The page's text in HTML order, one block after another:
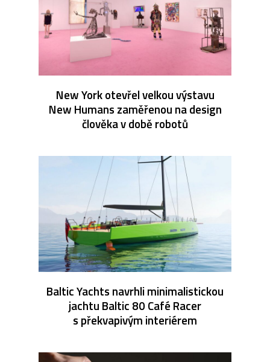
New York otevřel velkou výstavu
New Humans zaměřenou na design
člověka v době robotů
Baltic Yachts navrhli minimalistickou
jachtu Baltic 80 Café Racer
s překvapivým interiérem